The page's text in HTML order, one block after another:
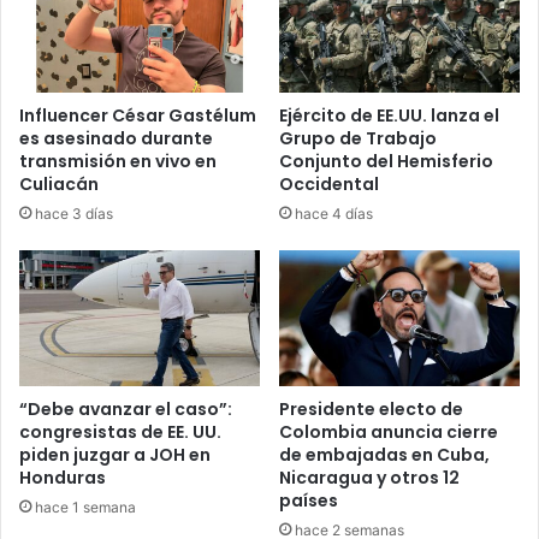
Investigación genera
polémica
La medida surge en medio de investigaciones
relacionadas con presuntas irregularidades vinculadas a la
campaña electoral del mandatario colombiano.
Hasta el momento, las autoridades no han detallado
completamente los alcances del proceso ni las pruebas
que forman parte del expediente.
Sin embargo, la noticia ha generado fuertes reacciones
tanto entre simpatizantes como opositores del gobierno
de Gustavo Petro.
Crece tensión política en
Influencer César Gastélum
es asesinado durante
transmisión en vivo en
Culiacán
hace 3 días
Ejército de EE.UU. lanza el
Grupo de Trabajo
Conjunto del Hemisferio
Occidental
hace 4 días
“Debe avanzar el caso”:
congresistas de EE. UU.
piden juzgar a JOH en
Honduras
hace 1 semana
Presidente electo de
Colombia anuncia cierre
de embajadas en Cuba,
Nicaragua y otros 12
países
hace 2 semanas